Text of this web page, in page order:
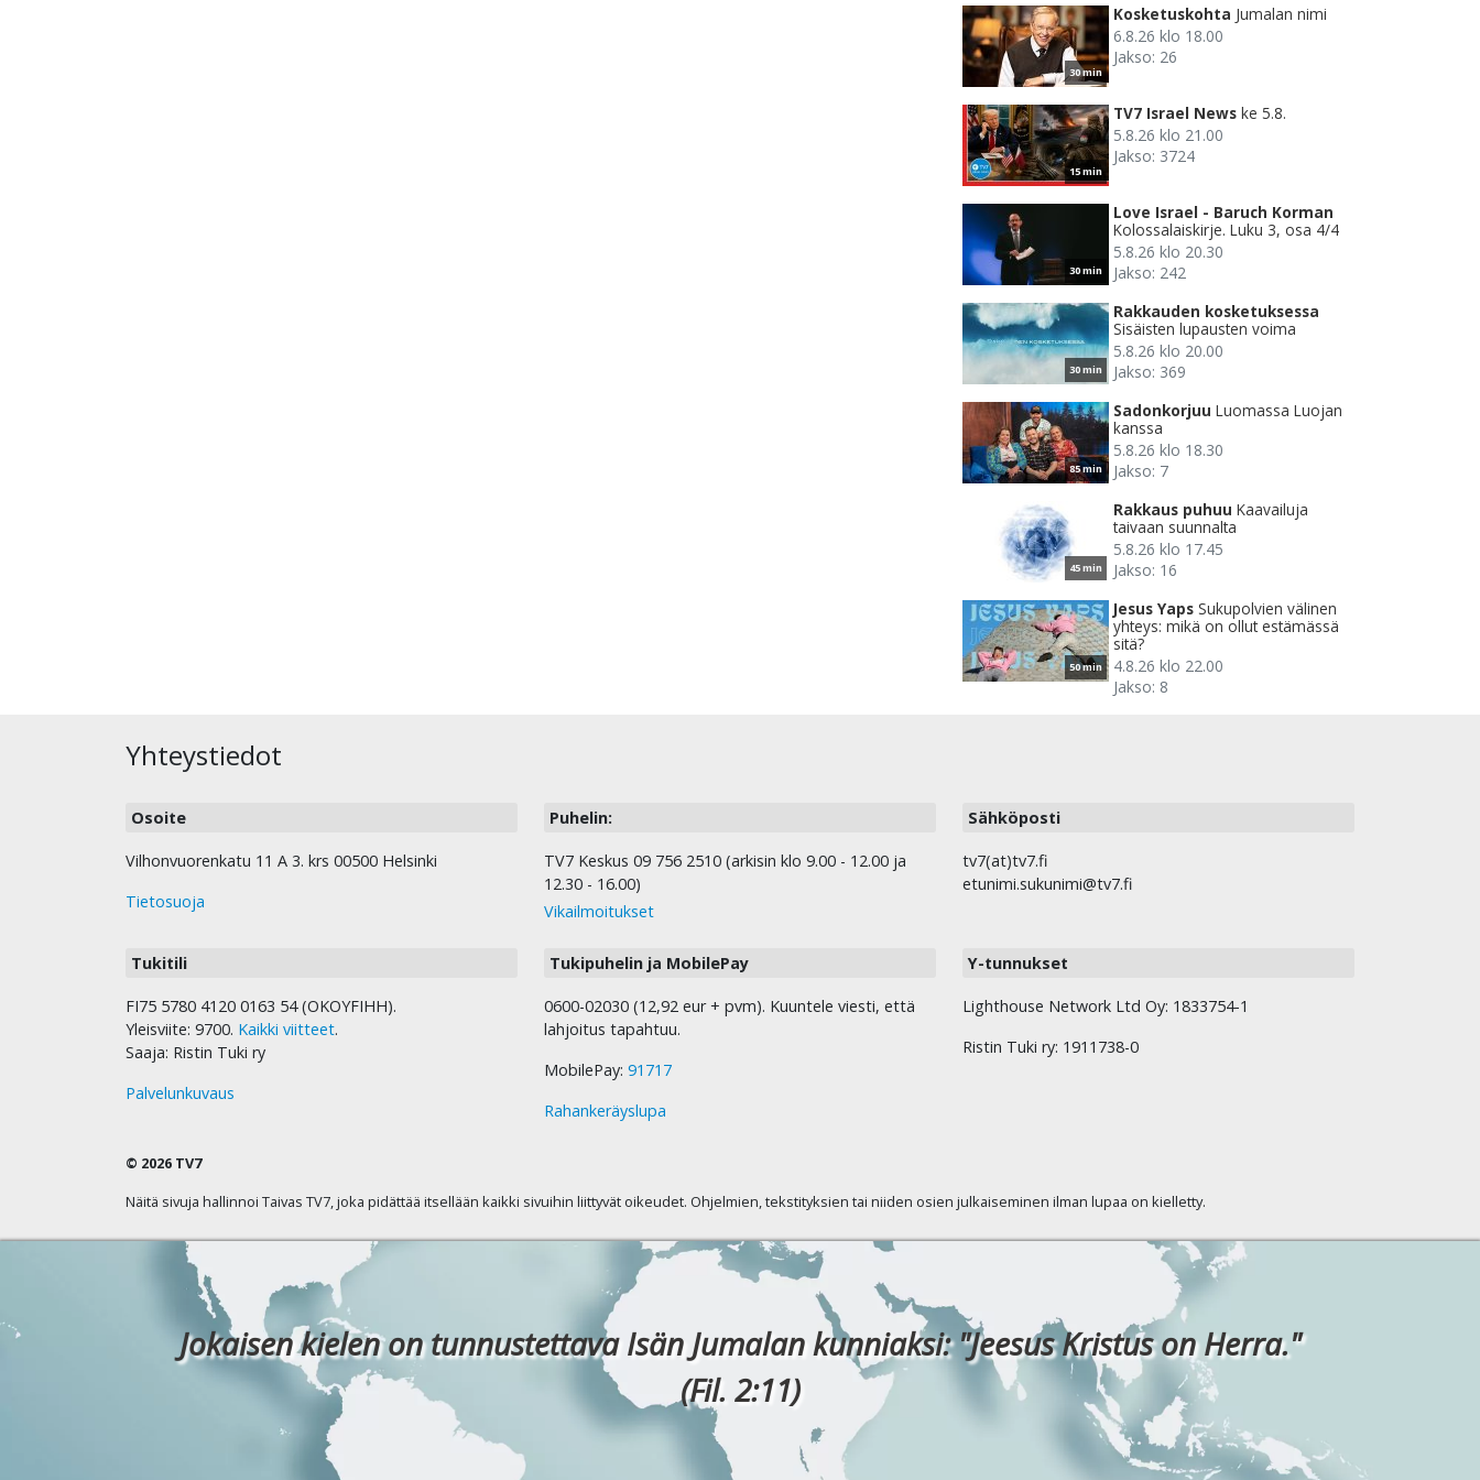
30 min
Kosketuskohta Jumalan nimi
6.8.26 klo 18.00
Jakso: 26
15 min
TV7 Israel News ke 5.8.
5.8.26 klo 21.00
Jakso: 3724
30 min
Love Israel - Baruch Korman
Kolossalaiskirje. Luku 3, osa 4/4
5.8.26 klo 20.30
Jakso: 242
30 min
Rakkauden kosketuksessa
Sisäisten lupausten voima
5.8.26 klo 20.00
Jakso: 369
85 min
Sadonkorjuu Luomassa Luojan
kanssa
5.8.26 klo 18.30
Jakso: 7
45 min
Rakkaus puhuu Kaavailuja
taivaan suunnalta
5.8.26 klo 17.45
Jakso: 16
50 min
Jesus Yaps Sukupolvien välinen
yhteys: mikä on ollut estämässä
sitä?
4.8.26 klo 22.00
Jakso: 8
Yhteystiedot
Osoite
Vilhonvuorenkatu 11 A 3. krs 00500 Helsinki
Tietosuoja
Puhelin:
TV7 Keskus 09 756 2510 (arkisin klo 9.00 - 12.00 ja
12.30 - 16.00)
Vikailmoitukset
Sähköposti
tv7(at)tv7.fi
etunimi.sukunimi@tv7.fi
Tukitili
FI75 5780 4120 0163 54 (OKOYFIHH).
Yleisviite: 9700. Kaikki viitteet.
Saaja: Ristin Tuki ry
Palvelunkuvaus
Tukipuhelin ja MobilePay
0600-02030 (12,92 eur + pvm). Kuuntele viesti, että
lahjoitus tapahtuu.
MobilePay: 91717
Rahankeräyslupa
Y-tunnukset
Lighthouse Network Ltd Oy: 1833754-1
Ristin Tuki ry: 1911738-0
© 2026 TV7
Näitä sivuja hallinnoi Taivas TV7, joka pidättää itsellään kaikki sivuihin liittyvät oikeudet. Ohjelmien, tekstityksien tai niiden osien julkaiseminen ilman lupaa on kielletty.
Jokaisen kielen on tunnustettava Isän Jumalan kunniaksi: "Jeesus Kristus on Herra."
(Fil. 2:11)